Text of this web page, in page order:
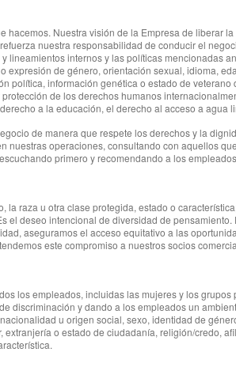
hacemos. Nuestra visión de la Empresa de
nuestra responsabilidad de conducir el
lineamientos internos y las políticas mencionadas
expresión de género, orientación sexual, idioma,
política, información genética o estado de
de los derechos humanos
a la educación, el derecho al acceso a agua
de manera que respete los derechos y la
nuestras operaciones, consultando con aquellos
primero y recomendando a los
la raza u otra clase protegida, estado o
el deseo intencional de diversidad de
aseguramos el acceso equitativo a las
este compromiso a nuestros socios
los empleados, incluidas las mujeres y los
discriminación y dando a los empleados un
u origen social, sexo, identidad de
o estado de ciudadanía, religión/credo,